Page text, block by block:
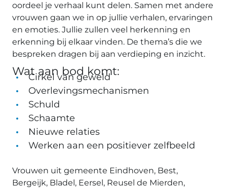
oordeel je verhaal kunt delen. Samen met andere
vrouwen gaan we in op jullie verhalen, ervaringen
en emoties. Jullie zullen veel herkenning en
erkenning bij elkaar vinden. De thema’s die we
bespreken dragen bij aan verdieping en inzicht.
Wat aan bod komt:
Cirkel van geweld
Overlevingsmechanismen
Schuld
Schaamte
Nieuwe relaties
Werken aan een positiever zelfbeeld
Vrouwen uit gemeente Eindhoven, Best,
Bergeijk, Bladel, Eersel, Reusel de Mierden,